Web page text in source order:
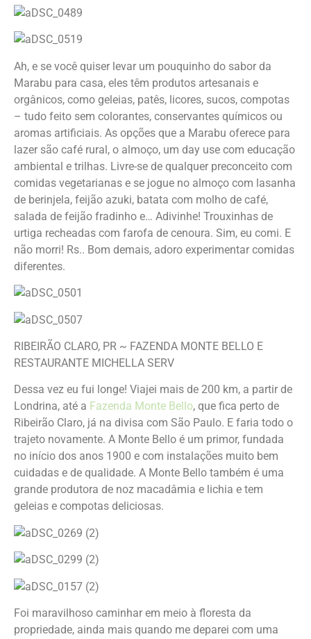
Ah, e se você quiser levar um pouquinho do sabor da
Marabu para casa, eles têm produtos artesanais e
orgânicos, como geleias, patês, licores, sucos, compotas
– tudo feito sem colorantes, conservantes químicos ou
aromas artificiais. As opções que a Marabu oferece para
lazer são café rural, o almoço, um day use com educação
ambiental e trilhas. Livre-se de qualquer preconceito com
comidas vegetarianas e se jogue no almoço com lasanha
de berinjela, feijão azuki, batata com molho de café,
salada de feijão fradinho e… Adivinhe! Trouxinhas de
urtiga recheadas com farofa de cenoura. Sim, eu comi. E
não morri! Rs.. Bom demais, adoro experimentar comidas
diferentes.
RIBEIRÃO CLARO, PR ~ FAZENDA MONTE BELLO E
RESTAURANTE MICHELLA SERV
Dessa vez eu fui longe! Viajei mais de 200 km, a partir de
Londrina, até a Fazenda Monte Bello, que fica perto de
Ribeirão Claro, já na divisa com São Paulo. E faria todo o
trajeto novamente. A Monte Bello é um primor, fundada
no início dos anos 1900 e com instalações muito bem
cuidadas e de qualidade. A Monte Bello também é uma
grande produtora de noz macadâmia e lichia e tem
geleias e compotas deliciosas.
Foi maravilhoso caminhar em meio à floresta da
propriedade, ainda mais quando me deparei com uma